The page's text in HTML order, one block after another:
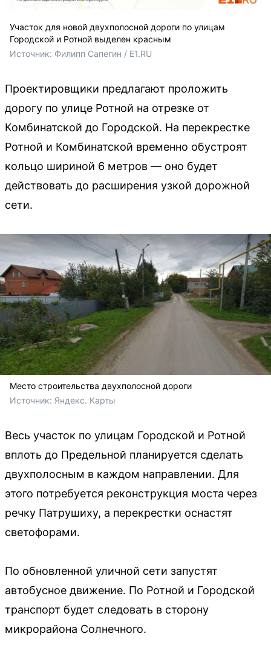
Участок для новой двухполосной дороги по улицам
Городской и Ротной выделен красным
Источник: Филипп Сапегин / E1.RU
Проектировщики предлагают проложить
дорогу по улице Ротной на отрезке от
Комбинатской до Городской. На перекрестке
Ротной и Комбинатской временно обустроят
кольцо шириной 6 метров — оно будет
действовать до расширения узкой дорожной
сети.
Место строительства двухполосной дороги
Источник: Яндекс. Карты
Весь участок по улицам Городской и Ротной
вплоть до Предельной планируется сделать
двухполосным в каждом направлении. Для
этого потребуется реконструкция моста через
речку Патрушиху, а перекрестки оснастят
светофорами.
По обновленной уличной сети запустят
автобусное движение. По Ротной и Городской
транспорт будет следовать в сторону
микрорайона Солнечного.